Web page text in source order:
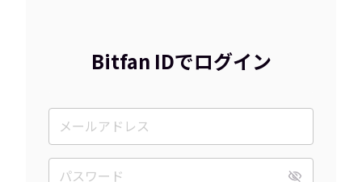
Bitfan IDでログイン